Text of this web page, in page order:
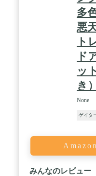
多
悪
ト
ド
ッ
き）
None
ゲイタ
みんなのレビュー